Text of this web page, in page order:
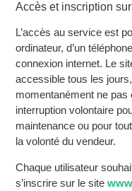
Accès et inscription
L’accès au service est
ordinateur, d’un
connexion internet. Le
accessible tous les
momentanément ne pas
interruption volontaire
maintenance ou pour
la volonté du vendeur.
Chaque utilisateur
s’inscrire sur le site